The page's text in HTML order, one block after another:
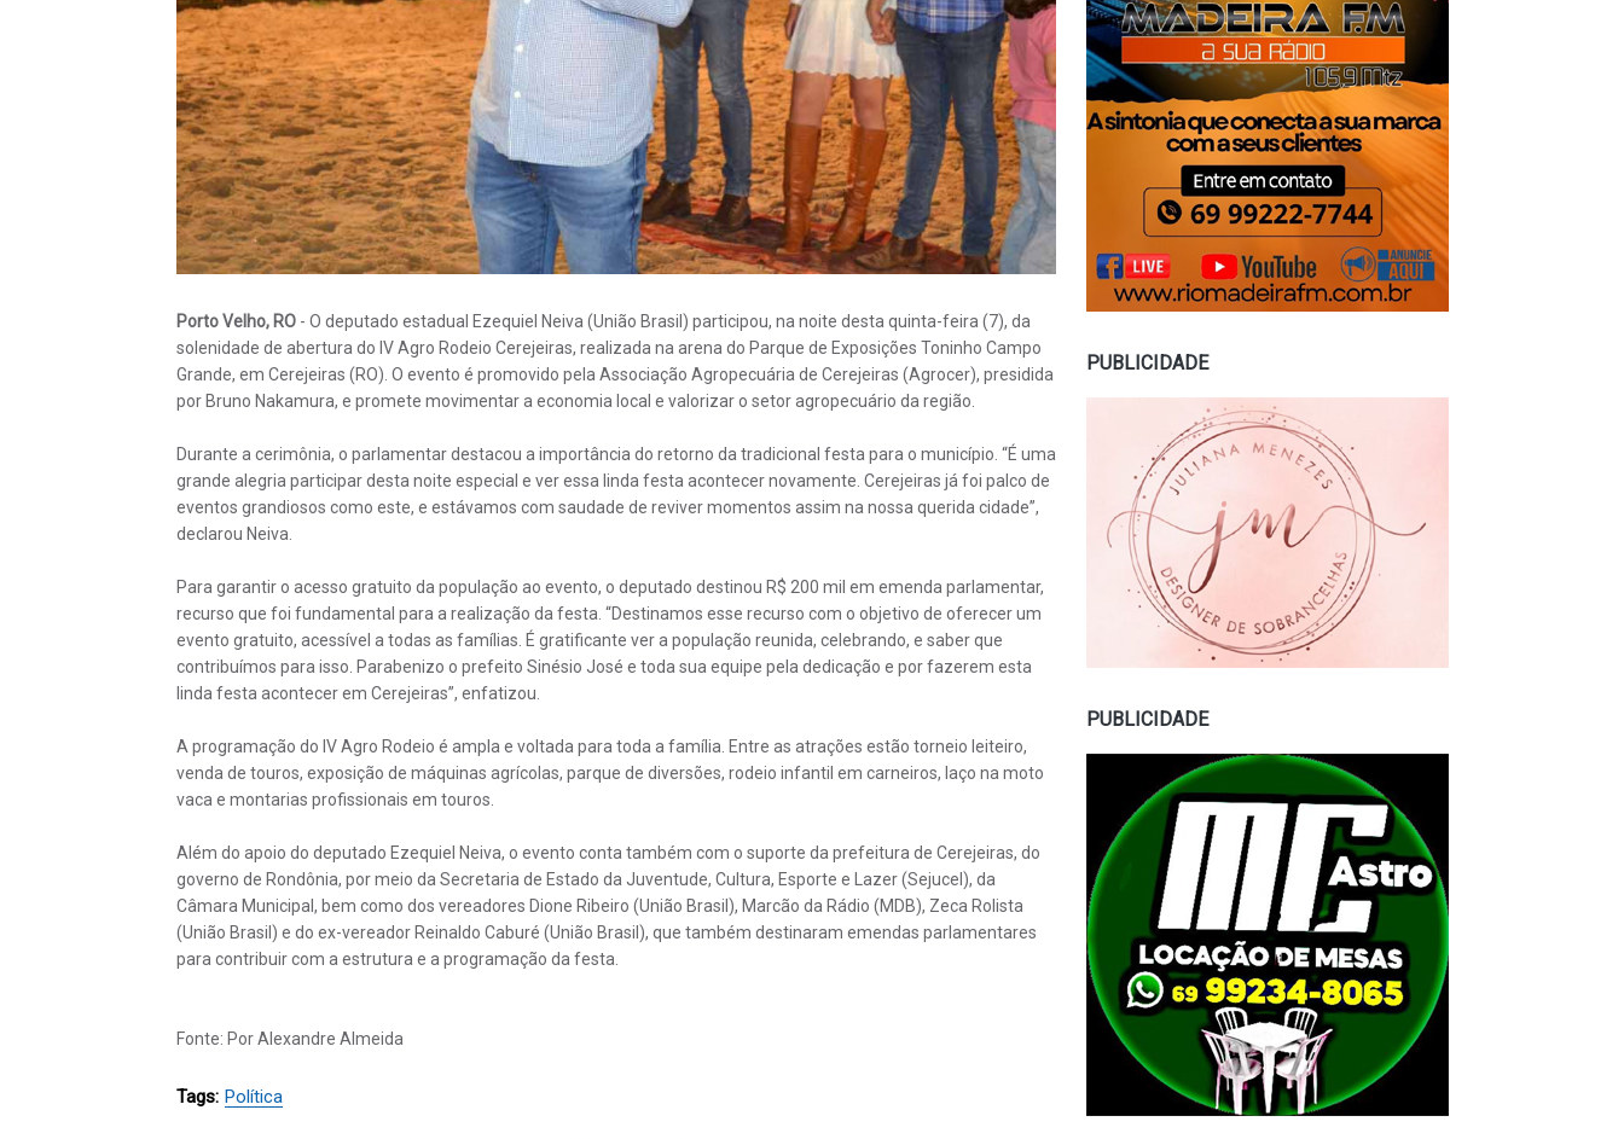
Porto Velho, RO- O deputado estadual Ezequiel Neiva (União Brasil) participou, na noite desta quinta-feira (7), da
solenidade de abertura do IV Agro Rodeio Cerejeiras, realizada na arena do Parque de Exposições Toninho Campo
Grande, em Cerejeiras (RO). O evento é promovido pela Associação Agropecuária de Cerejeiras (Agrocer), presidida
por Bruno Nakamura, e promete movimentar a economia local e valorizar o setor agropecuário da região.
Durante a cerimônia, o parlamentar destacou a importância do retorno da tradicional festa para o município. “É uma
grande alegria participar desta noite especial e ver essa linda festa acontecer novamente. Cerejeiras já foi palco de
eventos grandiosos como este, e estávamos com saudade de reviver momentos assim na nossa querida cidade”,
declarou Neiva.
Para garantir o acesso gratuito da população ao evento, o deputado destinou R$ 200 mil em emenda parlamentar,
recurso que foi fundamental para a realização da festa. “Destinamos esse recurso com o objetivo de oferecer um
evento gratuito, acessível a todas as famílias. É gratificante ver a população reunida, celebrando, e saber que
contribuímos para isso. Parabenizo o prefeito Sinésio José e toda sua equipe pela dedicação e por fazerem esta
linda festa acontecer em Cerejeiras”, enfatizou.
A programação do IV Agro Rodeio é ampla e voltada para toda a família. Entre as atrações estão torneio leiteiro,
venda de touros, exposição de máquinas agrícolas, parque de diversões, rodeio infantil em carneiros, laço na moto
vaca e montarias profissionais em touros.
Além do apoio do deputado Ezequiel Neiva, o evento conta também com o suporte da prefeitura de Cerejeiras, do
governo de Rondônia, por meio da Secretaria de Estado da Juventude, Cultura, Esporte e Lazer (Sejucel), da
Câmara Municipal, bem como dos vereadores Dione Ribeiro (União Brasil), Marcão da Rádio (MDB), Zeca Rolista
(União Brasil) e do ex-vereador Reinaldo Caburé (União Brasil), que também destinaram emendas parlamentares
para contribuir com a estrutura e a programação da festa.
Fonte: Por Alexandre Almeida
Tags: Política
PUBLICIDADE
PUBLICIDADE